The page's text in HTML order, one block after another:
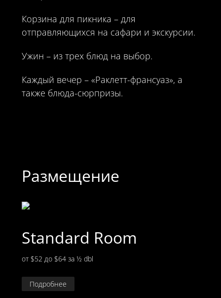
Корзина для пикника – для
отправляющихся на сафари и экскурсии.
Ужин – из трех блюд на выбор.
Каждый вечер – «Раклетт-франсуаз», а
также блюда-сюрпризы.
Размещение
Standard Room
от $52 до $64 за ½ dbl
Подробнее